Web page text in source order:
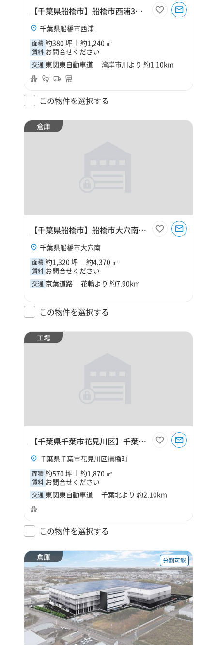
【千葉県船橋市】船橋市西浦3丁目380坪倉庫
千葉県船橋市西浦
面積 約380 坪 約1,240 ㎡
賃料 お問合せください
交通 東関東自動車道 湾岸市川より 約1.10km
この物件を選択する
倉庫
【千葉県船橋市】船橋市大穴南3丁目1320坪倉庫
千葉県船橋市大穴南
面積 約1,320 坪 約4,370 ㎡
賃料 お問合せください
交通 京葉道路 花輪より 約7.90km
この物件を選択する
工場
【千葉県千葉市花見川区】千葉市花見川区犢橋町570坪工場
千葉県千葉市花見川区犢橋町
面積 約570 坪 約1,870 ㎡
賃料 お問合せください
交通 東関東自動車道 千葉北より 約2.10km
この物件を選択する
倉庫 分割可能